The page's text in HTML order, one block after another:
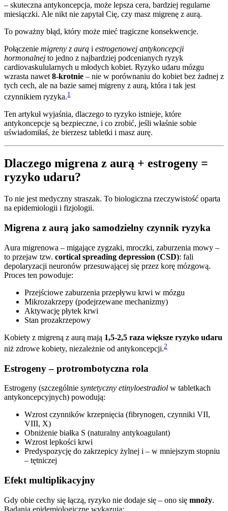
– skuteczna antykoncepcja, może lepsza cera, bardziej regularne
miesiączki. Ale nikt nie zapytał Cię, czy masz migrenę z aurą.
To poważny błąd, który może mieć tragiczne konsekwencje.
Połączenie migreny z aurą i estrogenowej antykoncepcji
hormonalnej to jedno z najbardziej podcenianych ryzyk
cardiovaskulularnych u młodych kobiet. Ryzyko udaru mózgu
wzrasta nawet 8-krotnie – nie w porównaniu do kobiet bez żadnej z
tych cech, ale na bazie samej migreny z aurą, która i tak jest
czynnikiem ryzyka.1
Ten artykuł wyjaśnia, dlaczego to ryzyko istnieje, które
antykoncepcje są bezpieczne, i co zrobić, jeśli właśnie sobie
uświadomiłaś, że bierzesz tabletki i masz aurę.
Dlaczego migrena z aurą + estrogeny =
ryzyko udaru?
To nie jest medyczny straszak. To biologiczna rzeczywistość oparta
na epidemiologii i fizjologii.
Migrena z aurą jako samodzielny czynnik ryzyka
Aura migrenowa – migające zygzaki, mroczki, zaburzenia mowy –
to przejaw tzw. cortical spreading depression (CSD): fali
depolaryzacji neuronów przesuwającej się przez korę mózgową.
Proces ten powoduje:
Przejściowe zaburzenia przepływu krwi w mózgu
Mikrozakrzepy (podejrzewane mechanizmy)
Aktywację płytek krwi
Stan prozakrzepowy
Kobiety z migreną z aurą mają 1,5-2,5 raza większe ryzyko udaru
niż zdrowe kobiety, niezależnie od antykoncepcji.2
Estrogeny – protrombotyczna rola
Estrogeny (szczególnie syntetyczny etinyloestradiol w tabletkach
antykoncepcyjnych) powodują:
Wzrost czynników krzepnięcia (fibrynogen, czynniki VII,
VIII, X)
Obniżenie białka S (naturalny antykoagulant)
Wzrost lepkości krwi
Predyspozycję do zakrzepicy żylnej i – w mniejszym stopniu
– tętniczej
Efekt multiplikacyjny
Gdy obie cechy się łączą, ryzyko nie dodaje się – ono się mnoży.
Badania epidemiologiczne wykazują: